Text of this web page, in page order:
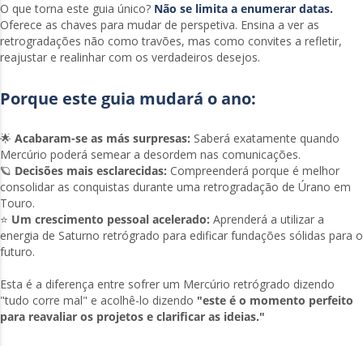
O que torna este guia único? Não se limita a enumerar datas.
Oferece as chaves para mudar de perspetiva. Ensina a ver as
retrogradações não como travões, mas como convites a refletir,
reajustar e realinhar com os verdadeiros desejos.
Porque este guia mudará o ano:
🌟 Acabaram-se as más surpresas: Saberá exatamente quando
Mercúrio poderá semear a desordem nas comunicações.
🪐 Decisões mais esclarecidas: Compreenderá porque é melhor
consolidar as conquistas durante uma retrogradação de Úrano em
Touro.
⭐ Um crescimento pessoal acelerado: Aprenderá a utilizar a
energia de Saturno retrógrado para edificar fundações sólidas para o
futuro.
Esta é a diferença entre sofrer um Mercúrio retrógrado dizendo
"tudo corre mal" e acolhê-lo dizendo "este é o momento perfeito
para reavaliar os projetos e clarificar as ideias."